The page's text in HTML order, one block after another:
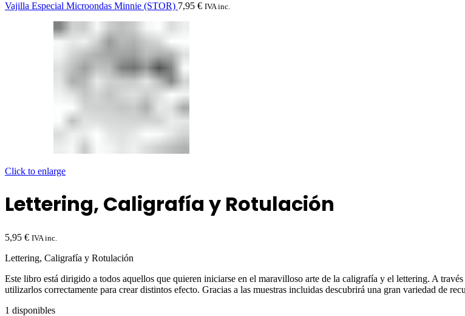
Vajilla Especial Microondas Minnie (STOR) 7,95 € IVA inc.
Click to enlarge
Lettering, Caligrafía y Rotulación
5,95 € IVA inc.
Lettering, Caligrafía y Rotulación
Este libro está dirigido a todos aquellos que quieren iniciarse en el maravilloso arte de la caligrafía y el lettering. A
utilizarlos correctamente para crear distintos efecto. Gracias a las muestras incluidas descubrirá una gran variedad de
1 disponibles